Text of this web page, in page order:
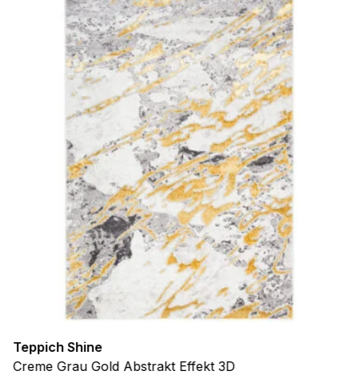
Teppich Shine
Creme Grau Gold Abstrakt Effekt 3D